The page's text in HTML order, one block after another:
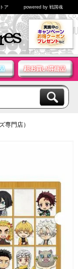
ア powered by 戦国魂
専門店）